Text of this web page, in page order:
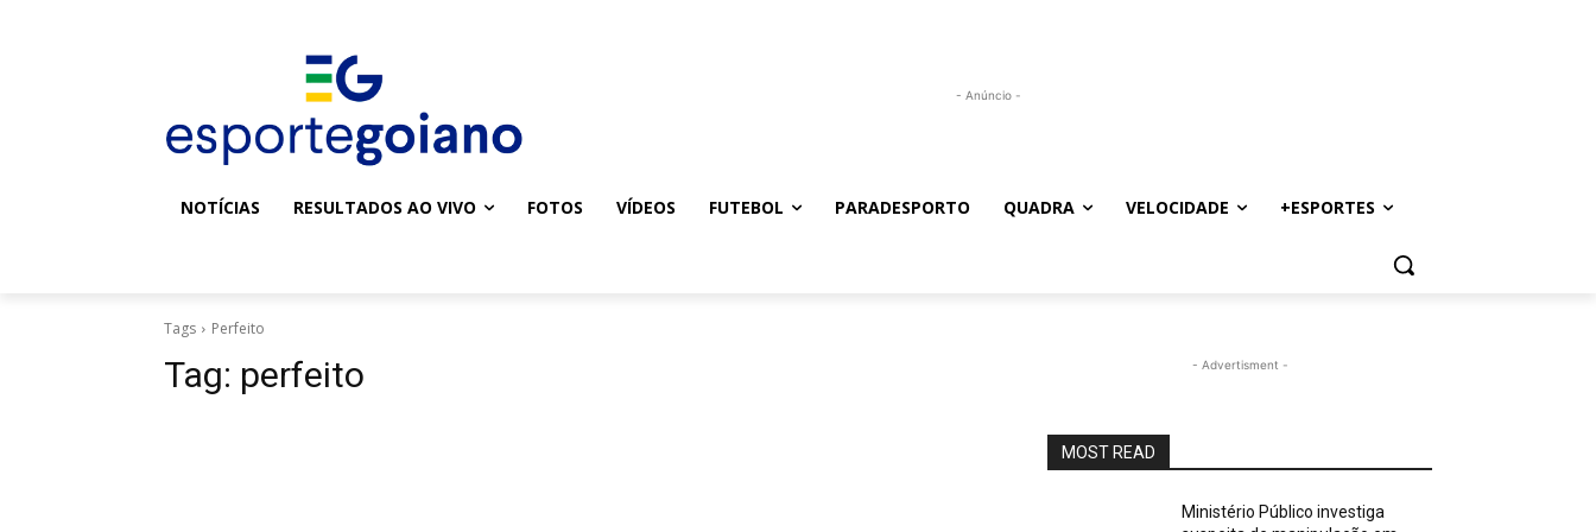
- Anúncio -
NOTÍCIAS RESULTADOS AO VIVO FOTOS VÍDEOS FUTEBOL PARADESPORTO QUADRA VELOCIDADE +ESPORTES
Tags Perfeito
Tag: perfeito - Advertisment -
MOST READ
Ministério Público investiga